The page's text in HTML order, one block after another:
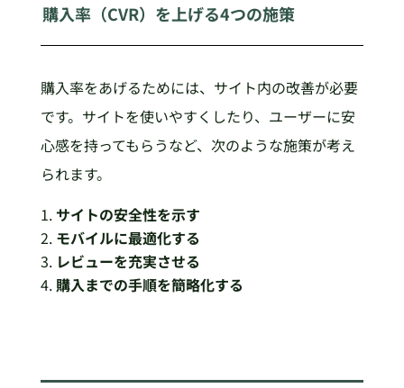
購入率（CVR）を上げる4つの施策
購入率をあげるためには、サイト内の改善が必要
です。サイトを使いやすくしたり、ユーザーに安
心感を持ってもらうなど、次のような施策が考え
られます。
サイトの安全性を示す
モバイルに最適化する
レビューを充実させる
購入までの手順を簡略化する